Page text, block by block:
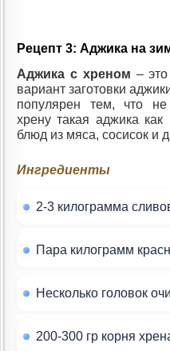
Рецепт 3: Аджика на
Аджика с хреном –
вариант заготовки
популярен тем, что не
хрену такая аджика
блюд из мяса, сосисок и
Ингредиенты
2-3 килограмма
Пара килограмм
Несколько головок
200-300 гр корня